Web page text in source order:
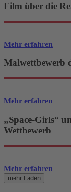
Film über die
Mehr erfahren
Malwettbewerb
Mehr erfahren
„Space-Girls“
Wettbewerb
Mehr erfahren
mehr Laden